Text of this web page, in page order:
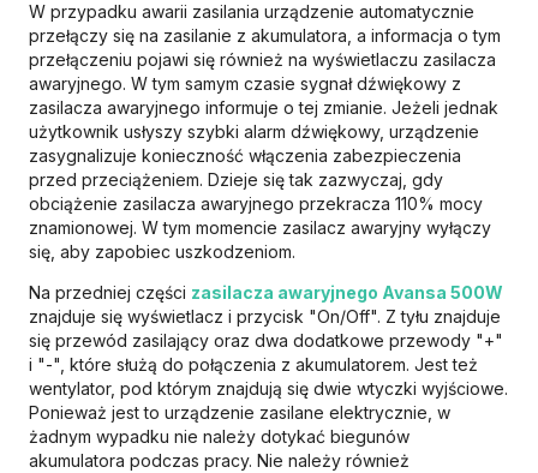
W przypadku awarii zasilania urządzenie automatycznie
przełączy się na zasilanie z akumulatora, a informacja o tym
przełączeniu pojawi się również na wyświetlaczu zasilacza
awaryjnego. W tym samym czasie sygnał dźwiękowy z
zasilacza awaryjnego informuje o tej zmianie. Jeżeli jednak
użytkownik usłyszy szybki alarm dźwiękowy, urządzenie
zasygnalizuje konieczność włączenia zabezpieczenia
przed przeciążeniem. Dzieje się tak zazwyczaj, gdy
obciążenie zasilacza awaryjnego przekracza 110% mocy
znamionowej. W tym momencie zasilacz awaryjny wyłączy
się, aby zapobiec uszkodzeniom.
Na przedniej części zasilacza awaryjnego Avansa 500W
znajduje się wyświetlacz i przycisk "On/Off". Z tyłu znajduje
się przewód zasilający oraz dwa dodatkowe przewody "+"
i "-", które służą do połączenia z akumulatorem. Jest też
wentylator, pod którym znajdują się dwie wtyczki wyjściowe.
Ponieważ jest to urządzenie zasilane elektrycznie, w
żadnym wypadku nie należy dotykać biegunów
akumulatora podczas pracy. Nie należy również